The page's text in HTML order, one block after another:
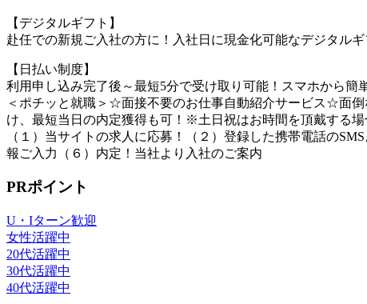
【デジタルギフト】
赴任での新規ご入社の方に！入社日に現金化可能なデジタル
【日払い制度】
利用申し込み完了後～最短5分で受け取り可能！スマホから簡
＜ポチッと就職＞☆面接不要のお仕事自動紹介サービス☆面
け、最短当日の内定獲得も可！※土日祝はお時間を頂戴する
（１）当サイトの求人に応募！（２）登録した携帯電話の
報ご入力（６）内定！当社より入社のご案内
PRポイント
U・Iターン歓迎
女性活躍中
20代活躍中
30代活躍中
40代活躍中